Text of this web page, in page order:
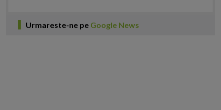
Urmareste-ne pe Google News